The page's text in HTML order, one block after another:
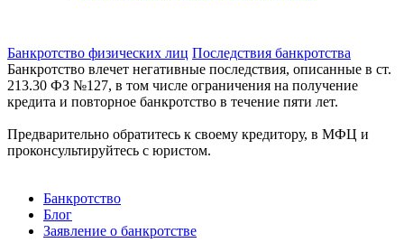
Банкротство физических лиц Последствия банкротства
Банкротство влечет негативные последствия, описанные в ст.
213.30 ФЗ №127, в том числе ограничения на получение
кредита и повторное банкротство в течение пяти лет.
Предварительно обратитесь к своему кредитору, в МФЦ и
проконсультируйтесь с юристом.
Банкротство
Блог
Заявление о банкротстве